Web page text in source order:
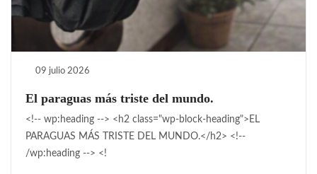
09 julio 2026
El paraguas más triste del mundo.
<!-- wp:heading --> <h2 class="wp-block-heading">EL
PARAGUAS MÁS TRISTE DEL MUNDO.</h2> <!--
/wp:heading --> <!